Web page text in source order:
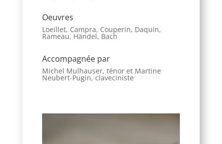
Oeuvres
Loeillet, Campra, Couperin, Daquin,
Rameau, Händel, Bach
Accompagnée par
Michel Mulhauser, ténor et Martine
Neubert-Pugin, claveciniste